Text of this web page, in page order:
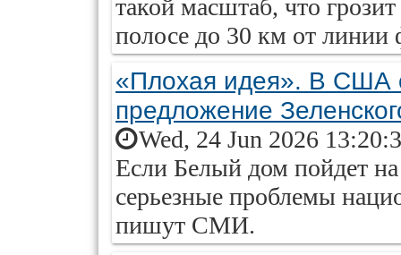
такой масштаб, что
полосе до 30 км от линии
«Плохая идея». В США
предложение
Wed, 24 Jun 2026
Если Белый дом пойдет
серьезные проблемы
пишут СМИ.